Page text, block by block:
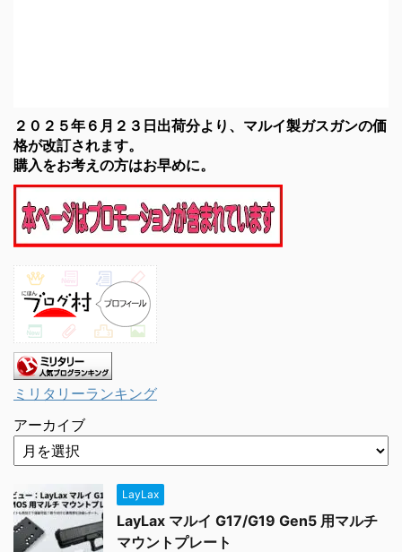
２０２５年６月２３日出荷分より、マルイ製ガスガンの価
格が改訂されます。
購入をお考えの方はお早めに。
ミリタリーランキング
アーカイブ
LayLax
LayLax マルイ G17/G19 Gen5 用マルチ
マウントプレート